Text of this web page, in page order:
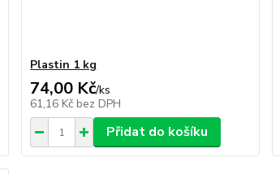
Plastin 1 kg
74,00 Kč/ks
61,16 Kč bez DPH
Přidat do košíku